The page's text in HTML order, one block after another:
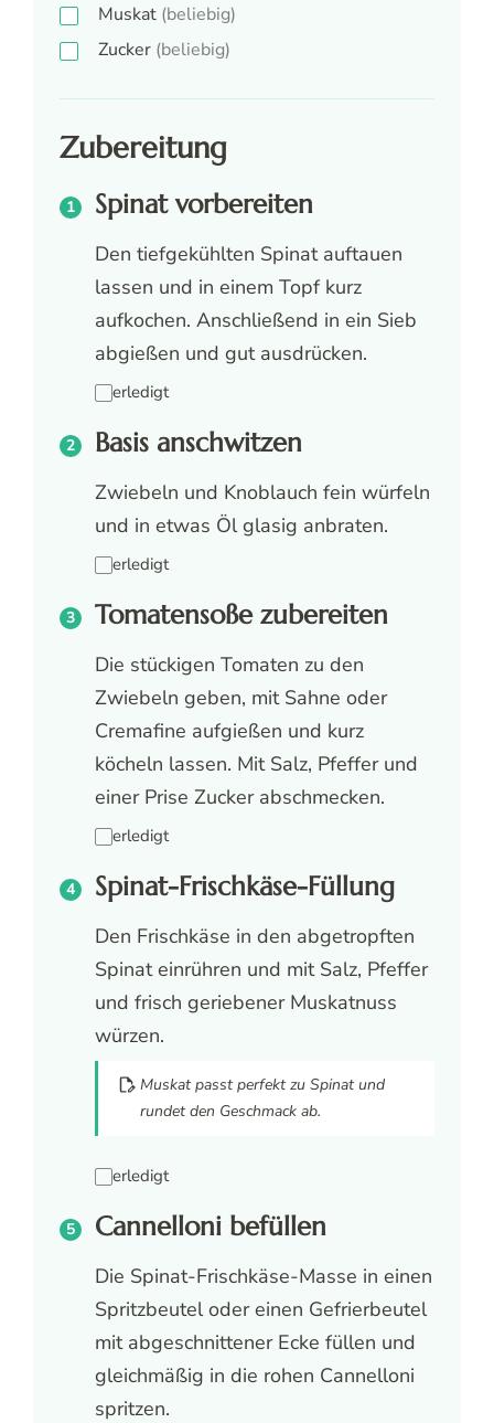
Muskat (beliebig)
Zucker (beliebig)
Zubereitung
Spinat vorbereiten
Den tiefgekühlten Spinat auftauen
lassen und in einem Topf kurz
aufkochen. Anschließend in ein Sieb
abgießen und gut ausdrücken.
erledigt
Basis anschwitzen
Zwiebeln und Knoblauch fein würfeln
und in etwas Öl glasig anbraten.
erledigt
Tomatensoße zubereiten
Die stückigen Tomaten zu den
Zwiebeln geben, mit Sahne oder
Cremafine aufgießen und kurz
köcheln lassen. Mit Salz, Pfeffer und
einer Prise Zucker abschmecken.
erledigt
Spinat-Frischkäse-Füllung
Den Frischkäse in den abgetropften
Spinat einrühren und mit Salz, Pfeffer
und frisch geriebener Muskatnuss
würzen.
Muskat passt perfekt zu Spinat und
rundet den Geschmack ab.
erledigt
Cannelloni befüllen
Die Spinat-Frischkäse-Masse in einen
Spritzbeutel oder einen Gefrierbeutel
mit abgeschnittener Ecke füllen und
gleichmäßig in die rohen Cannelloni
spritzen.